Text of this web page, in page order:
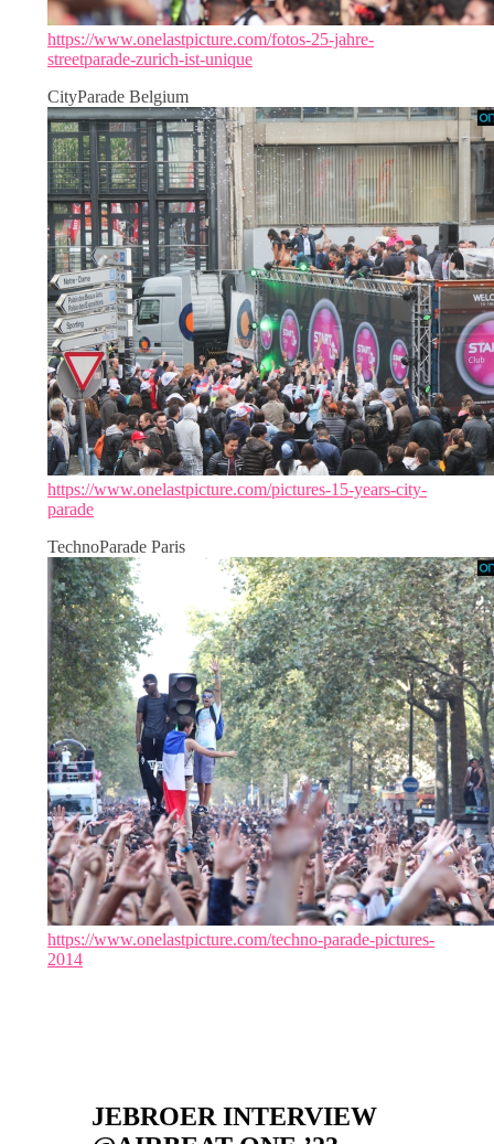
https://www.onelastpicture.com/fotos-25-jahre-
streetparade-zurich-ist-unique
CityParade Belgium
https://www.onelastpicture.com/pictures-15-years-city-
parade
TechnoParade Paris
https://www.onelastpicture.com/techno-parade-pictures-
2014
JEBROER INTERVIEW